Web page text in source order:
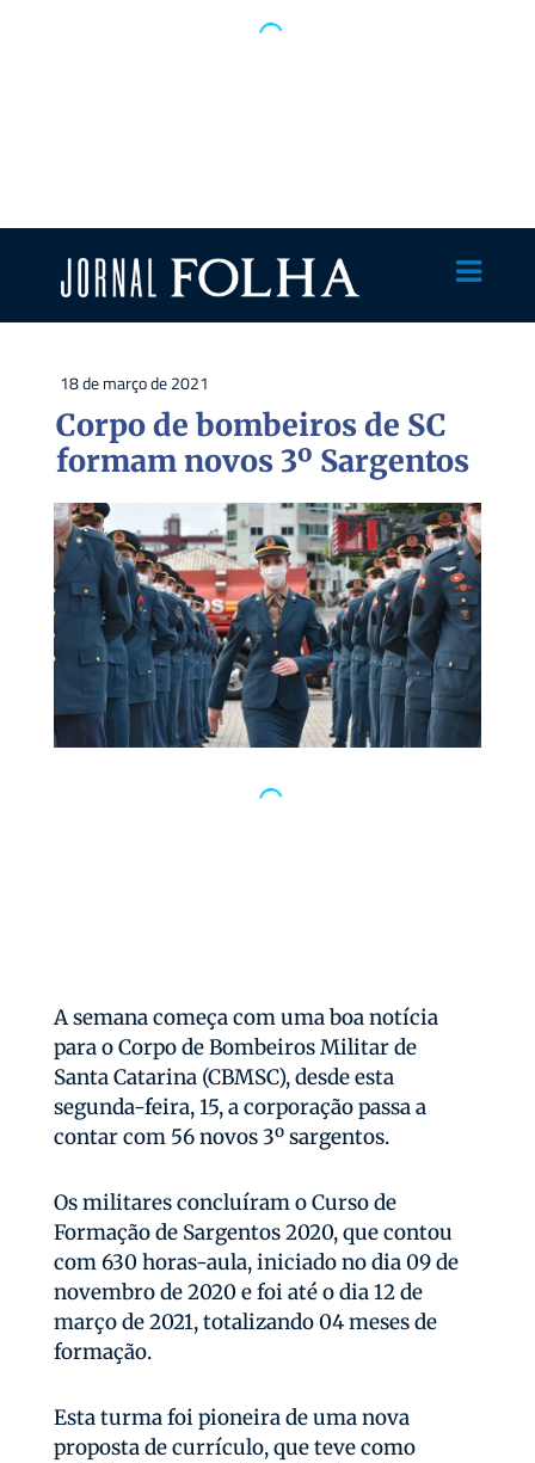
18 de março de 2021
Corpo de bombeiros de SC
formam novos 3º Sargentos
A semana começa com uma boa notícia
para o Corpo de Bombeiros Militar de
Santa Catarina (CBMSC), desde esta
segunda-feira, 15, a corporação passa a
contar com 56 novos 3º sargentos.
Os militares concluíram o Curso de
Formação de Sargentos 2020, que contou
com 630 horas-aula, iniciado no dia 09 de
novembro de 2020 e foi até o dia 12 de
março de 2021, totalizando 04 meses de
formação.
Esta turma foi pioneira de uma nova
proposta de currículo, que teve como